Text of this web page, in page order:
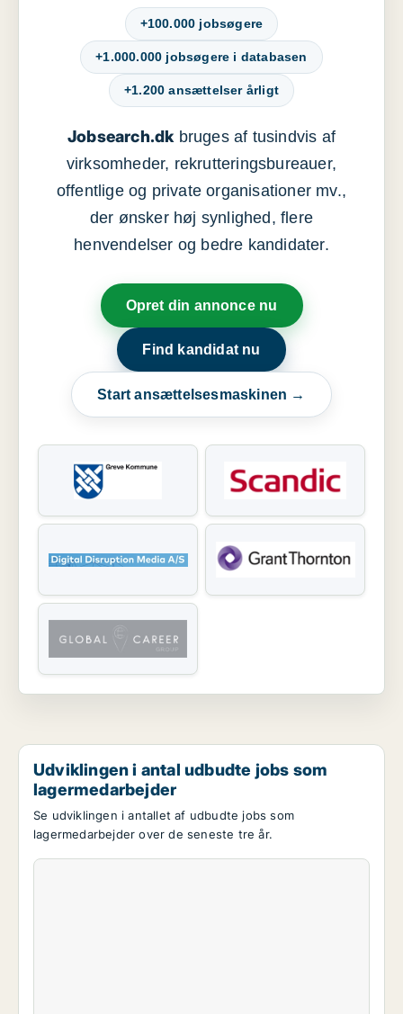
+100.000 jobsøgere
+1.000.000 jobsøgere i databasen
+1.200 ansættelser årligt
Jobsearch.dkbruges af tusindvis af
virksomheder, rekrutteringsbureauer,
offentlige og private organisationer mv.,
der ønsker høj synlighed, flere
henvendelser og bedre kandidater.
Opret din annonce nu
Find kandidat nu
Start ansættelsesmaskinen →
Udviklingen i antal udbudte jobs som
lagermedarbejder
Se udviklingen i antallet af udbudte jobs som
lagermedarbejder over de seneste tre år.